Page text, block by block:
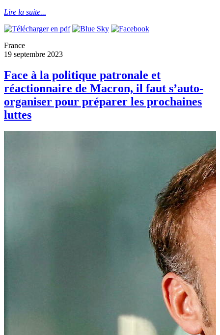
Lire la suite...
France
19 septembre 2023
Face à la politique patronale et
réactionnaire de Macron, il faut s’auto-
organiser pour préparer les prochaines
luttes